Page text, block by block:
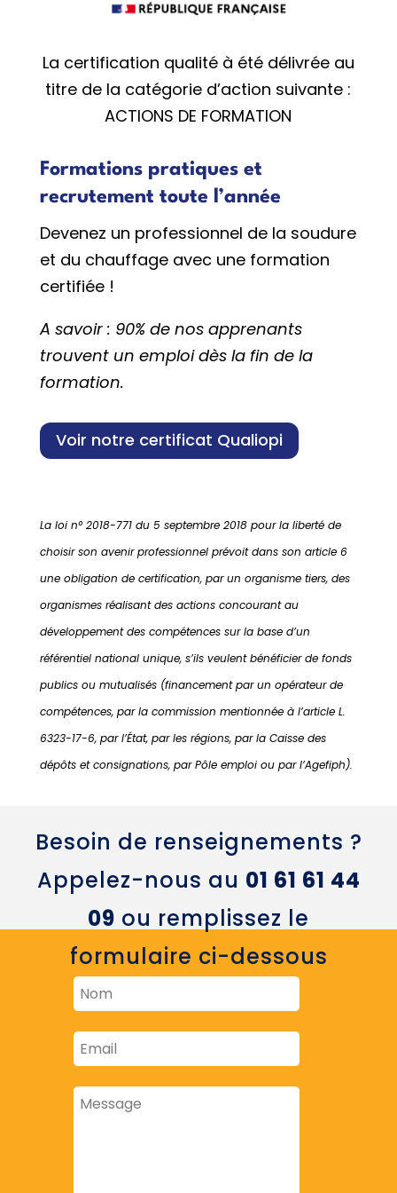
La certification qualité à été délivrée au
titre de la catégorie d’action suivante :
ACTIONS DE FORMATION
Formations pratiques et
recrutement toute l’année
Devenez un professionnel de la soudure
et du chauffage avec une formation
certifiée !
A savoir : 90% de nos apprenants
trouvent un emploi dès la fin de la
formation.
Voir notre certificat Qualiopi
La loi n° 2018-771 du 5 septembre 2018 pour la liberté de
choisir son avenir professionnel prévoit dans son article 6
une obligation de certification, par un organisme tiers, des
organismes réalisant des actions concourant au
développement des compétences sur la base d’un
référentiel national unique, s’ils veulent bénéficier de fonds
publics ou mutualisés (financement par un opérateur de
compétences, par la commission mentionnée à l’article L.
6323-17-6, par l’État, par les régions, par la Caisse des
dépôts et consignations, par Pôle emploi ou par l’Agefiph).
Besoin de renseignements ?
Appelez-nous au 01 61 61 44
09 ou remplissez le
formulaire ci-dessous